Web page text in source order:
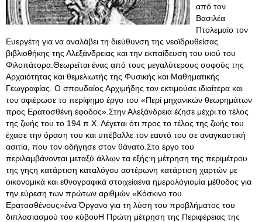
από τον
Βασιλέα
Πτολεμαίο τον
Ευεργέτη για να αναλάβει τη διεύθυνση της νεοϊδρυθείσας
βιβλιοθήκης της Αλεξάνδρειας και την εκπαίδευση του υιού του
Φιλοπάτορα.Θεωρείται ένας από τους μεγαλύτερους σοφούς της
Αρχαιότητας και θεμελιωτής της Φυσικής και Μαθηματικής
Γεωγραφίας. Ο σπουδαίος Αρχιμήδης τον εκτιμούσε ιδιαίτερα και
του αφιέρωσε το περίφημο έργο του «Περί μηχανικών θεωρημάτων
προς Ερατοσθένη έφοδος».Στην Αλεξάνδρεια έζησε μέχρι το τέλος
της ζωής του το 194 π.Χ. Λέγεται ότι προς το τέλος της ζωής του
έχασε την όραση του και υπέβαλλε τον εαυτό του σε αναγκαστική
ασιτία, που τον οδήγησε στον θάνατο.Στο έργο του
περιλαμβάνονται μεταξύ άλλων τα εξής:η μέτρηση της περιμέτρου
της γηςη κατάρτιση καταλόγου αστέρωνη κατάρτιση χαρτών με
οικονομικά και εθνογραφικά στοιχείαένα ημερολόγιομία μέθοδος για
την εύρεση των πρώτων αριθμών «Κόσκινο του
Ερατοσθένους»ένα Όργανο για τη λύση του προβλήματος του
διπλασιασμού του κύβουΗ Πρώτη μέτρηση της Περιφέρειας της